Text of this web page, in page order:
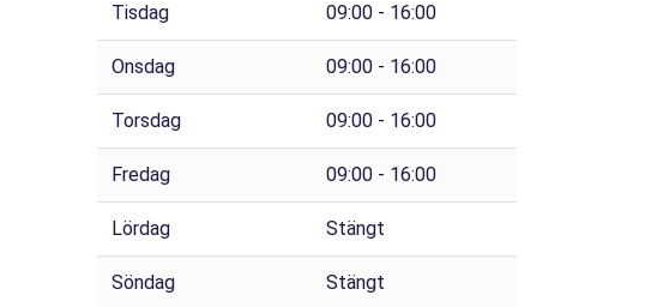
Tisdag 09:00 - 16:00
Onsdag 09:00 - 16:00
Torsdag 09:00 - 16:00
Fredag 09:00 - 16:00
Lördag Stängt
Söndag Stängt